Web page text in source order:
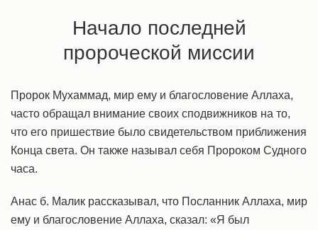
Начало последней
пророческой миссии
Пророк Мухаммад, мир ему и благословение Аллаха,
часто обращал внимание своих сподвижников на то,
что его пришествие было свидетельством приближения
Конца света. Он также называл себя Пророком Судного
часа.
Анас б. Малик рассказывал, что Посланник Аллаха, мир
ему и благословение Аллаха, сказал: «Я был